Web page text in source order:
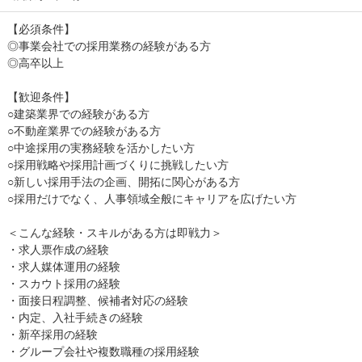
【必須条件】
◎事業会社での採用業務の経験がある方
◎高卒以上
【歓迎条件】
○建築業界での経験がある方
○不動産業界での経験がある方
○中途採用の実務経験を活かしたい方
○採用戦略や採用計画づくりに挑戦したい方
○新しい採用手法の企画、開拓に関心がある方
○採用だけでなく、人事領域全般にキャリアを広げたい方
＜こんな経験・スキルがある方は即戦力＞
・求人票作成の経験
・求人媒体運用の経験
・スカウト採用の経験
・面接日程調整、候補者対応の経験
・内定、入社手続きの経験
・新卒採用の経験
・グループ会社や複数職種の採用経験